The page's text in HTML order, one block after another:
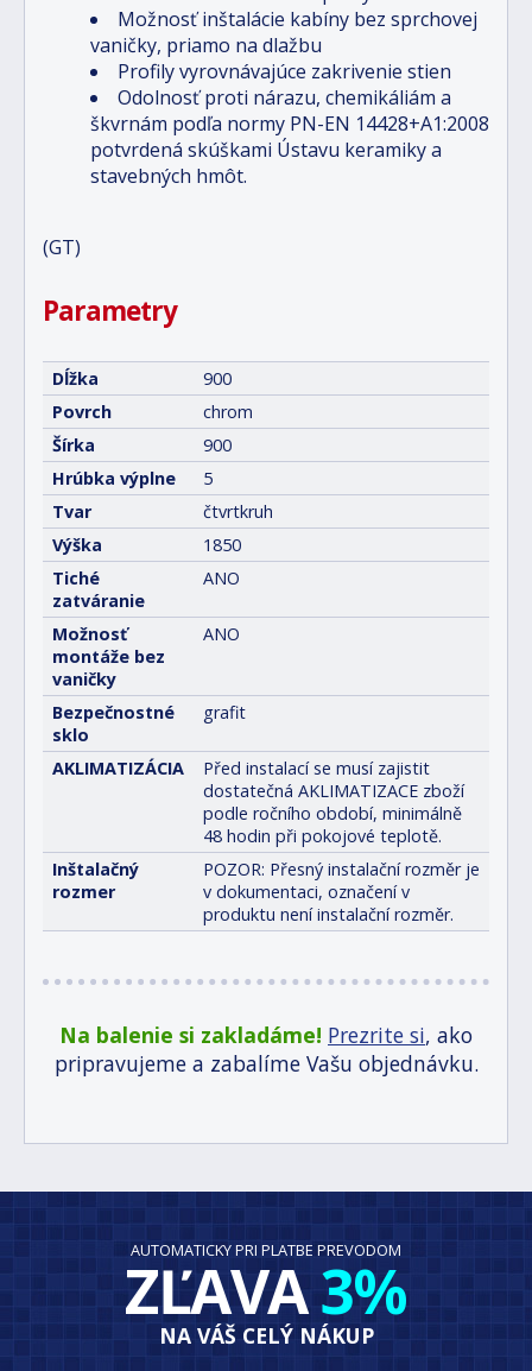
Možnosť inštalácie kabíny bez sprchovej
vaničky, priamo na dlažbu
Profily vyrovnávajúce zakrivenie stien
Odolnosť proti nárazu, chemikáliám a
škvrnám podľa normy PN-EN 14428+A1:2008
potvrdená skúškami Ústavu keramiky a
stavebných hmôt.
(GT)
Parametry
Dĺžka
900
Povrch
chrom
Šírka
900
Hrúbka výplne
5
Tvar
čtvrtkruh
Výška
1850
Tiché
zatváranie
ANO
Možnosť
montáže bez
vaničky
ANO
Bezpečnostné
sklo
grafit
AKLIMATIZÁCIA
Před instalací se musí zajistit
dostatečná AKLIMATIZACE zboží
podle ročního období, minimálně
48 hodin při pokojové teplotě.
Inštalačný
rozmer
POZOR: Přesný instalační rozměr je
v dokumentaci, označení v
produktu není instalační rozměr.
Na balenie si zakladáme! Prezrite si, ako
pripravujeme a zabalíme Vašu objednávku.
AUTOMATICKY PRI PLATBE PREVODOM
ZĽAVA3%
NA VÁŠ CELÝ NÁKUP